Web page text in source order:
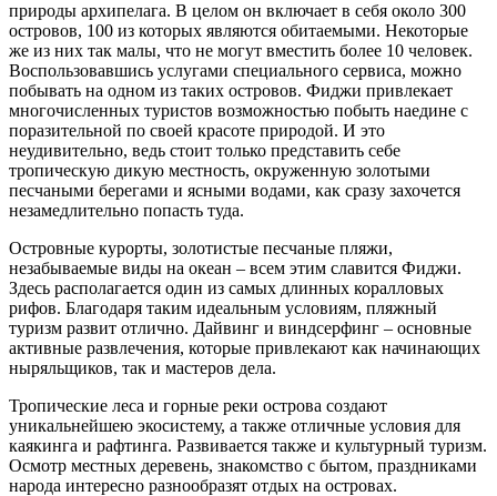
природы архипелага. В целом он включает в себя около 300
островов, 100 из которых являются обитаемыми. Некоторые
же из них так малы, что не могут вместить более 10 человек.
Воспользовавшись услугами специального сервиса, можно
побывать на одном из таких островов. Фиджи привлекает
многочисленных туристов возможностью побыть наедине с
поразительной по своей красоте природой. И это
неудивительно, ведь стоит только представить себе
тропическую дикую местность, окруженную золотыми
песчаными берегами и ясными водами, как сразу захочется
незамедлительно попасть туда.
Островные курорты, золотистые песчаные пляжи,
незабываемые виды на океан – всем этим славится Фиджи.
Здесь располагается один из самых длинных коралловых
рифов. Благодаря таким идеальным условиям, пляжный
туризм развит отлично. Дайвинг и виндсерфинг – основные
активные развлечения, которые привлекают как начинающих
ныряльщиков, так и мастеров дела.
Тропические леса и горные реки острова создают
уникальнейшею экосистему, а также отличные условия для
каякинга и рафтинга. Развивается также и культурный туризм.
Осмотр местных деревень, знакомство с бытом, праздниками
народа интересно разнообразят отдых на островах.